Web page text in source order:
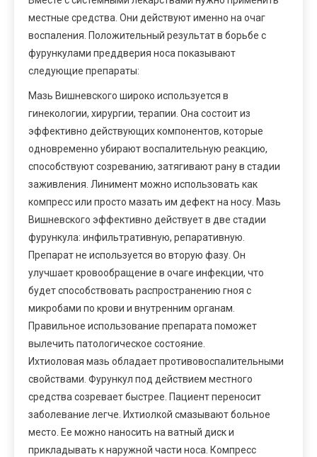
местные средства. Они действуют именно на очаг
воспаления. Положительный результат в борьбе с
фурункулами преддверия носа показывают
следующие препараты:
Мазь Вишневского широко используется в
гинекологии, хирургии, терапии. Она состоит из
эффективно действующих компонентов, которые
одновременно убирают воспалительную реакцию,
способствуют созреванию, затягивают рану в стадии
заживления. Линимент можно использовать как
компресс или просто мазать им дефект на носу. Мазь
Вишневского эффективно действует в две стадии
фурункула: инфильтративную, репаративную.
Препарат не используется во вторую фазу. Он
улучшает кровообращение в очаге инфекции, что
будет способствовать распространению гноя с
микробами по крови и внутренним органам.
Правильное использование препарата поможет
вылечить патологическое состояние.
Ихтиоловая мазь обладает противовоспалительными
свойствами. Фурункул под действием местного
средства созревает быстрее. Пациент переносит
заболевание легче. Ихтиолкой смазывают больное
место. Ее можно наносить на ватный диск и
прикладывать к наружной части носа. Компресс